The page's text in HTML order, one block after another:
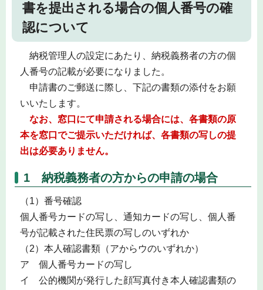
書を提出される場合の個人番号の確
認について
納税管理人の設定にあたり、納税義務者の方の個
人番号の記載が必要になりました。
申請書のご郵送に際し、下記の書類の添付をお願
いいたします。
なお、窓口にて申請される場合には、各書類の原
本を窓口でご提示いただければ、各書類の写しの提
出は必要ありません。
1 納税義務者の方からの申請の場合
（1）番号確認
個人番号カードの写し、通知カードの写し、個人番
号が記載された住民票の写しのいずれか
（2）本人確認書類（アからウのいずれか）
ア 個人番号カードの写し
イ 公的機関が発行した顔写真付き本人確認書類の